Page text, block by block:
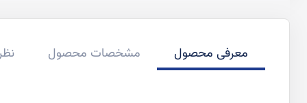
معرفی محصول مشخصات محصول